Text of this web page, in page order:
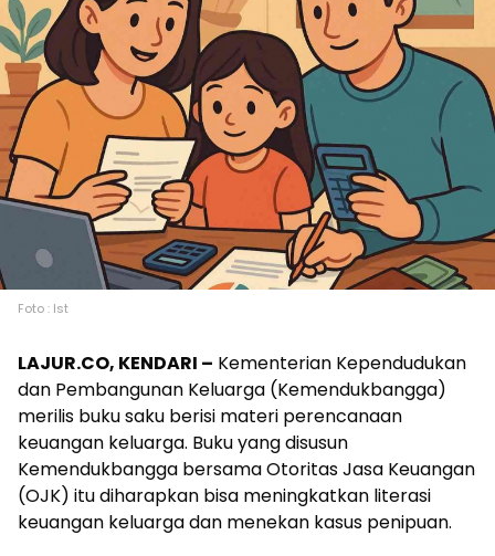
Foto : Ist
LAJUR.CO, KENDARI – Kementerian Kependudukan
dan Pembangunan Keluarga (Kemendukbangga)
merilis buku saku berisi materi perencanaan
keuangan keluarga. Buku yang disusun
Kemendukbangga bersama Otoritas Jasa Keuangan
(OJK) itu diharapkan bisa meningkatkan literasi
keuangan keluarga dan menekan kasus penipuan.